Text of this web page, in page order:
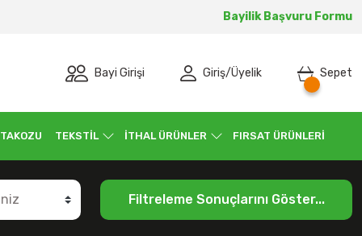
Bayilik Başvuru Formu
Bayi Girişi Giriş/Üyelik Sepet
TEKSTİL İTHAL ÜRÜNLER FIRSAT ÜRÜNLERİ
Filtreleme Sonuçlarını Göster...